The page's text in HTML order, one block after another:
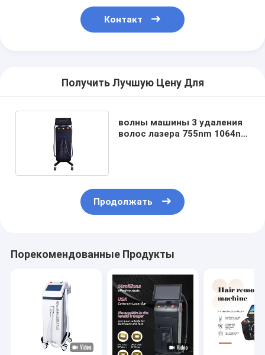
Контакт
Получить Лучшую Цену Для
волны машины 3 удаления
волос лазера 755nm 1064nm
Продолжать
Порекомендованные Продукты